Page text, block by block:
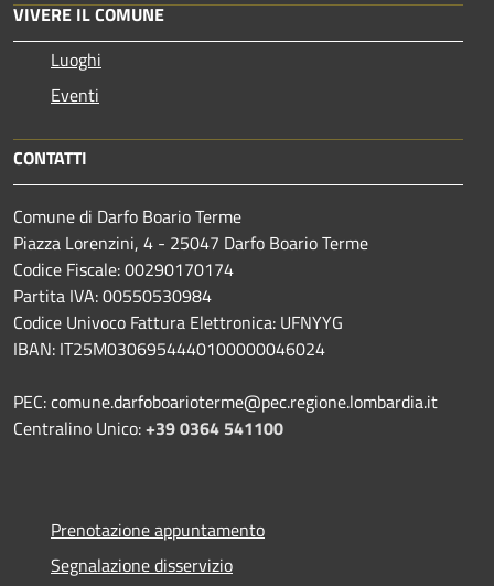
VIVERE IL COMUNE
Luoghi
Eventi
CONTATTI
Comune di Darfo Boario Terme
Piazza Lorenzini, 4 - 25047 Darfo Boario Terme
Codice Fiscale: 00290170174
Partita IVA: 00550530984
Codice Univoco Fattura Elettronica: UFNYYG
IBAN: IT25M0306954440100000046024
PEC: comune.darfoboarioterme@pec.regione.lombardia.it
Centralino Unico:+39 0364 541100
Prenotazione appuntamento
Segnalazione disservizio